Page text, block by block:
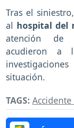
Tras el
al hospital del
atención de
acudieron a
situación.
TAGS: Accidente